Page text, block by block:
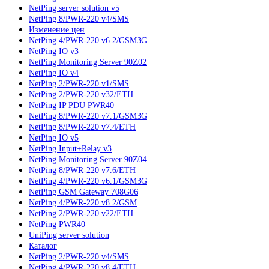
NetPing server solution v5
NetPing 8/PWR-220 v4/SMS
Изменение цен
NetPing 4/PWR-220 v6.2/GSM3G
NetPing IO v3
NetPing Monitoring Server 90Z02
NetPing IO v4
NetPing 2/PWR-220 v1/SMS
NetPing 2/PWR-220 v32/ETH
NetPing IP PDU PWR40
NetPing 8/PWR-220 v7.1/GSM3G
NetPing 8/PWR-220 v7.4/ETH
NetPing IO v5
NetPing Input+Relay v3
NetPing Monitoring Server 90Z04
NetPing 8/PWR-220 v7.6/ETH
NetPing 4/PWR-220 v6.1/GSM3G
NetPing GSM Gateway 708G06
NetPing 4/PWR-220 v8.2/GSM
NetPing 2/PWR-220 v22/ETH
NetPing PWR40
UniPing server solution
Каталог
NetPing 2/PWR-220 v4/SMS